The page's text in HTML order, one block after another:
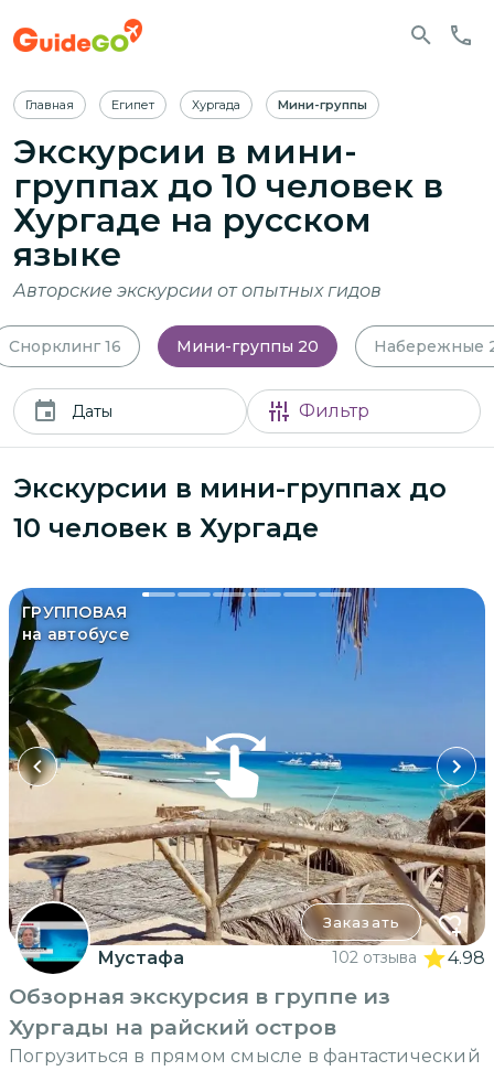
Главная Египет Хургада Мини-группы
Экскурсии в мини-
группах до 10 человек в
Хургаде на русском
языке
Авторские экскурсии от опытных гидов
Снорклинг 16 Мини-группы 20 Набережные
Даты Фильтр
Экскурсии в мини-группах до
10 человек в Хургаде
ГРУППОВАЯ
на автобусе
Заказать
Мустафа 102 отзыва 4.98
Обзорная экскурсия в группе из
Хургады на райский остров
Погрузиться в прямом смысле в фантастический